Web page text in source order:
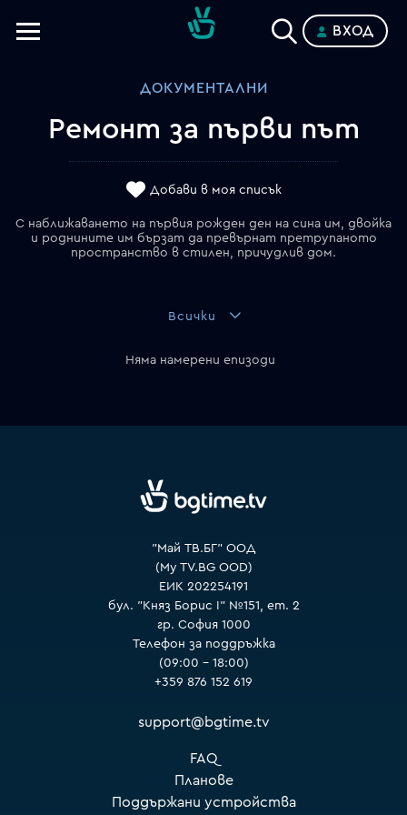
ВХОД
ДОКУМЕНТАЛНИ
Ремонт за първи път
Добави в моя списък
С наближаването на първия рожден ден на сина им, двойка
и роднините им бързат да превърнат претрупаното
пространство в стилен, причудлив дом.
Всички
Няма намерени епизоди
"Май ТВ.БГ" ООД
(My TV.BG OOD)
ЕИК 202254191
бул. "Княз Борис I" №151, ет. 2
гр. София 1000
Телефон за поддръжка
(09:00 – 18:00)
+359 876 152 619
support@bgtime.tv
FAQ
Планове
Поддържани устройства